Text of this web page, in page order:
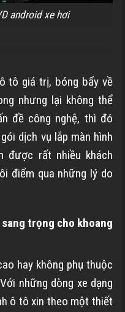
android xe hơi
tô giá trị, bóng bẩy về
nhưng lại không thể
đề công nghệ, thì đó
dịch vụ lắp màn hình
được rất nhiều khách
điểm qua những lý do
trọng cho khoang
hay không phụ thuộc
những dòng xe dạng
ô tô xin theo một thiết